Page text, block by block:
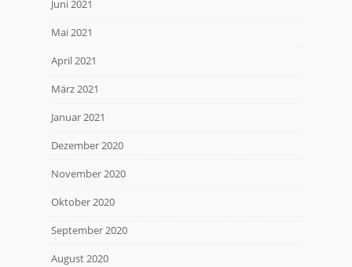
Juni 2021
Mai 2021
April 2021
März 2021
Januar 2021
Dezember 2020
November 2020
Oktober 2020
September 2020
August 2020